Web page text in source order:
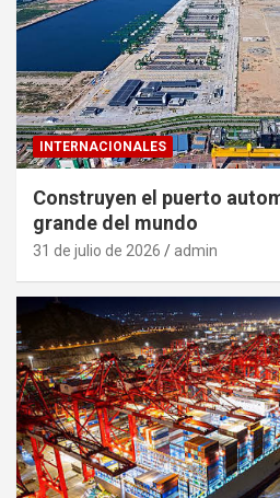
INTERNACIONALES
Construyen el puerto
grande del mundo
31 de julio de 2026 admin